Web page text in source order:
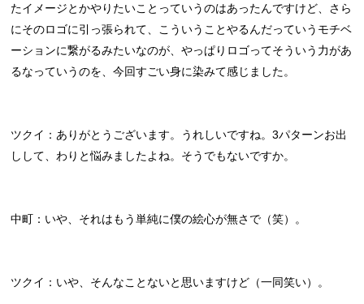
たイメージとかやりたいことっていうのはあったんですけど、さら
にそのロゴに引っ張られて、こういうことやるんだっていうモチベ
ーションに繋がるみたいなのが、やっぱりロゴってそういう力があ
るなっていうのを、今回すごい身に染みて感じました。
ツクイ：ありがとうございます。うれしいですね。3パターンお出
しして、わりと悩みましたよね。そうでもないですか。
中町：いや、それはもう単純に僕の絵心が無さで（笑）。
ツクイ：いや、そんなことないと思いますけど（一同笑い）。